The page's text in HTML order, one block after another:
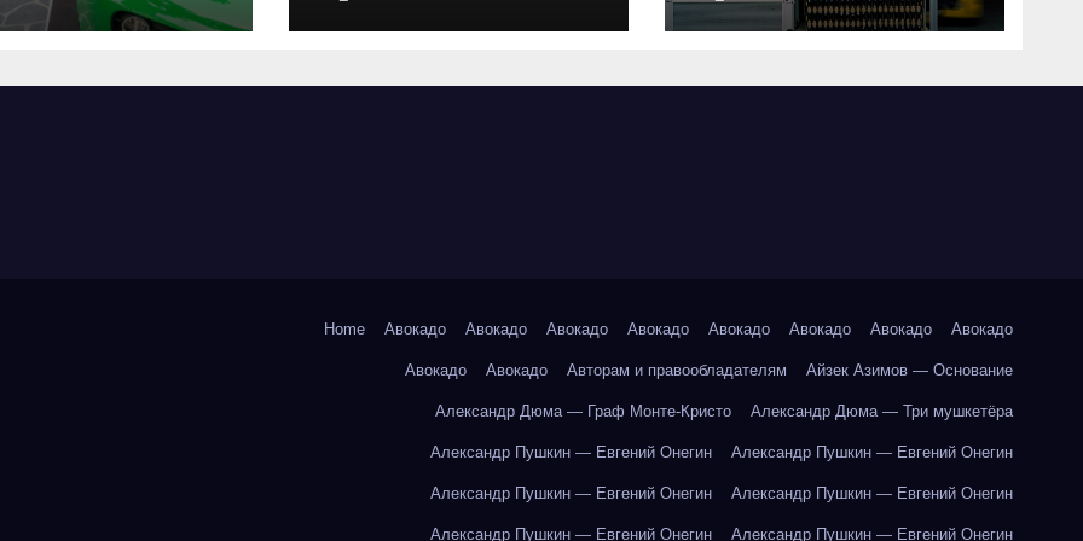
запчастей и
выполнения работ
критерии подбора
Home Авокадо Авокадо Авокадо Авокадо Авокадо Авокадо Авокадо Авокадо
Авокадо Авокадо Авторам и правообладателям Айзек Азимов — Основание
Александр Дюма — Граф Монте-Кристо Александр Дюма — Три мушкетёра
Александр Пушкин — Евгений Онегин Александр Пушкин — Евгений Онегин
Александр Пушкин — Евгений Онегин Александр Пушкин — Евгений Онегин
Александр Пушкин — Евгений Онегин Александр Пушкин — Евгений Онегин